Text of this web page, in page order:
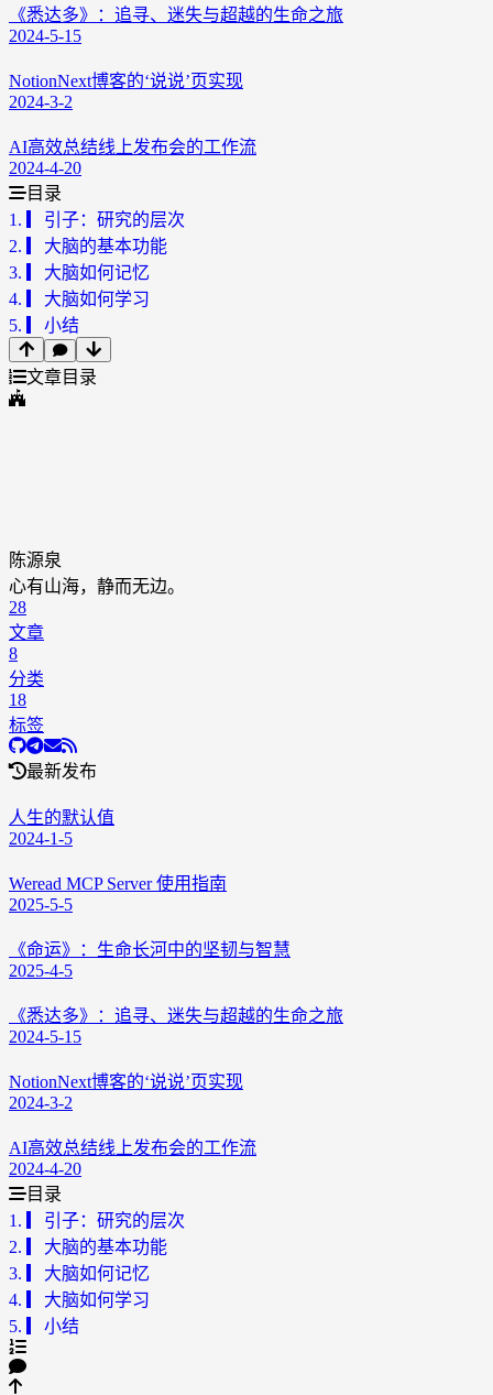
《悉达多》：追寻、迷失与超越的生命之旅
2024-5-15
NotionNext博客的‘说说’页实现
2024-3-2
AI高效总结线上发布会的工作流
2024-4-20
目录
1.
▎引子：研究的层次
2.
▎大脑的基本功能
3.
▎大脑如何记忆
4.
▎大脑如何学习
5.
▎小结
文章目录
陈源泉
心有山海，静而无边。
28
文章
8
分类
18
标签
最新发布
人生的默认值
2024-1-5
Weread MCP Server 使用指南
2025-5-5
《命运》：生命长河中的坚韧与智慧
2025-4-5
《悉达多》：追寻、迷失与超越的生命之旅
2024-5-15
NotionNext博客的‘说说’页实现
2024-3-2
AI高效总结线上发布会的工作流
2024-4-20
目录
1.
▎引子：研究的层次
2.
▎大脑的基本功能
3.
▎大脑如何记忆
4.
▎大脑如何学习
5.
▎小结